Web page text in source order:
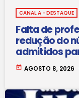
CANAL A - DESTAQUE
Falta de
redução do
admitidos
today AGOSTO 8, 2026